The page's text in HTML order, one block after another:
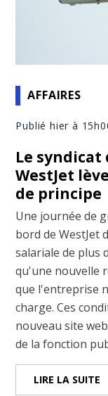
AFFAIRES
Publié hier à
Le syndicat
WestJet
de principe
Une journée de
bord de WestJet
salariale de plus
qu'une nouvelle
que l'entreprise
charge. Ces
nouveau site
de la fonction
LIRE LA SUITE